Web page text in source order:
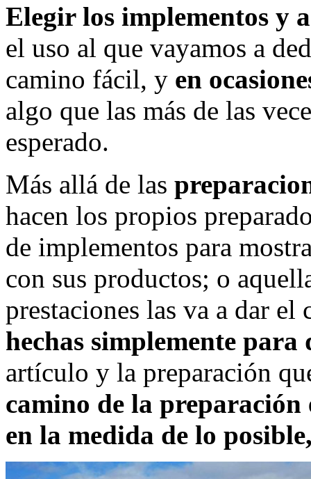
Elegir los implementos y
el uso al que vayamos a
camino fácil, y en
algo que las más de las
esperado.
Más allá de las
hacen los propios
de implementos para
con sus productos; o
prestaciones las va a dar el
hechas simplemente para
artículo y la preparación
camino de la
en la medida de lo